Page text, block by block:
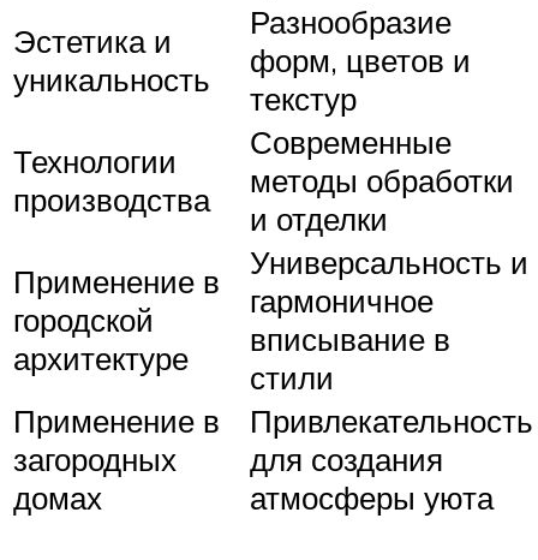
Эстетика и
уникальность
Разнообразие
форм, цветов и
текстур
Технологии
производства
Современные
методы обработки
и отделки
Применение в
городской
архитектуре
Универсальность и
гармоничное
вписывание в
стили
Применение в
загородных
домах
Привлекательность
для создания
атмосферы уюта